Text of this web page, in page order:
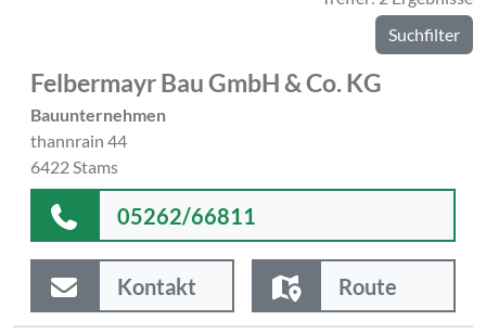
Suchfilter
Felbermayr Bau GmbH & Co. KG
Bauunternehmen
thannrain 44
6422 Stams
05262/66811
Kontakt Route